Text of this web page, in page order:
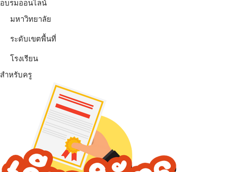
อบรมออนไลน์
มหาวิทยาลัย
ระดับเขตพื้นที่
โรงเรียน
สำหรับครู